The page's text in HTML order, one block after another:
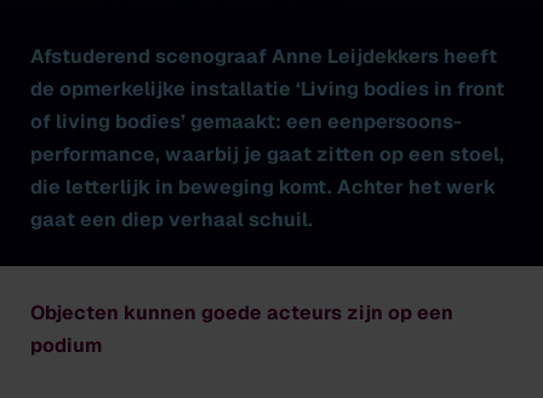
Afstuderend scenograaf Anne Leijdekkers heeft
de opmerkelijke installatie ‘Living bodies in front
of living bodies’ gemaakt: een eenpersoons-
performance, waarbij je gaat zitten op een stoel,
die letterlijk in beweging komt. Achter het werk
gaat een diep verhaal schuil.
Objecten kunnen goede acteurs zijn op een
podium